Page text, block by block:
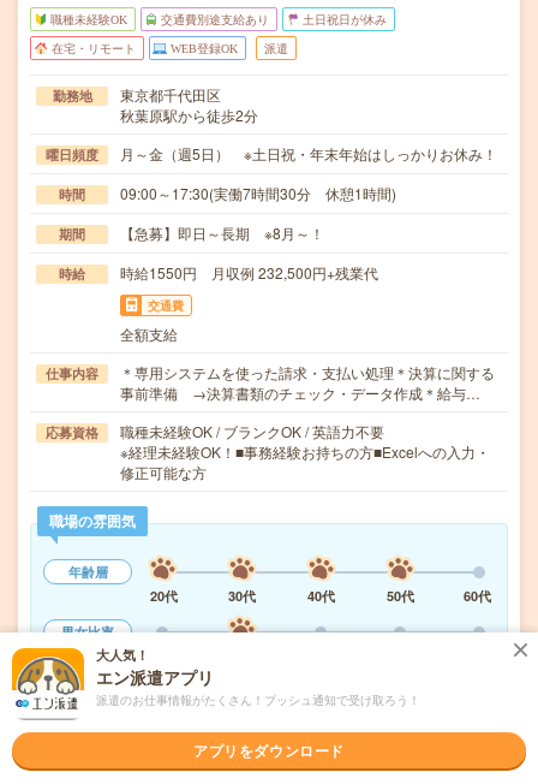
職種未経験OK 交通費別途支給あり 土日祝日が休み
在宅・リモート WEB登録OK 派遣
勤務地
東京都千代田区
秋葉原駅から徒歩2分
曜日頻度 月～金（週5日） ※土日祝・年末年始はしっかりお休み！
時間 09:00～17:30(実働7時間30分 休憩1時間)
期間 【急募】即日～長期 ※8月～！
時給 時給1550円 月収例 232,500円+残業代
交通費
全額支給
仕事内容
＊専用システムを使った請求・支払い処理＊決算に関する
事前準備 →決算書類のチェック・データ作成＊給与…
応募資格
職種未経験OK / ブランクOK / 英語力不要
※経理未経験OK！■事務経験お持ちの方■Excelへの入力・
修正可能な方
職場の雰囲気
年齢層
20代
30代 40代 50代
60代
男女比率
もっと見る
気になる! 応募へ進む 詳しく見る
大人気！
エン派遣アプリ
派遣のお仕事情報がたくさん！プッシュ通知で受け取ろう！
アプリをダウンロード